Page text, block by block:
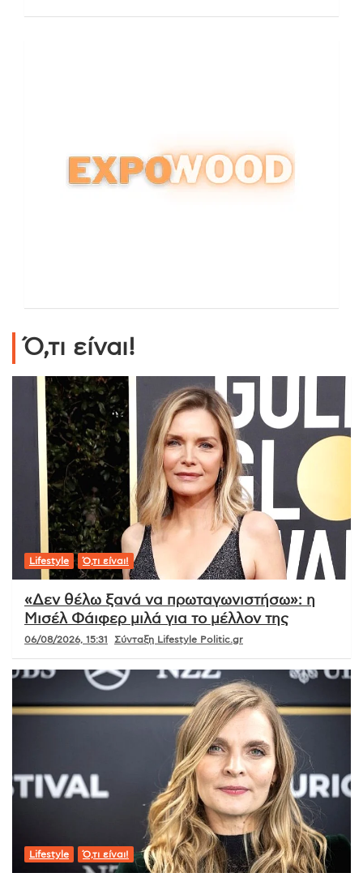
Ό,τι είναι!
Lifestyle Ό,τι είναι!
«Δεν θέλω ξανά να πρωταγωνιστήσω»: η
Μισέλ Φάιφερ μιλά για το μέλλον της
06/08/2026, 15:31 Σύνταξη Lifestyle Politic.gr
Lifestyle Ό,τι είναι!